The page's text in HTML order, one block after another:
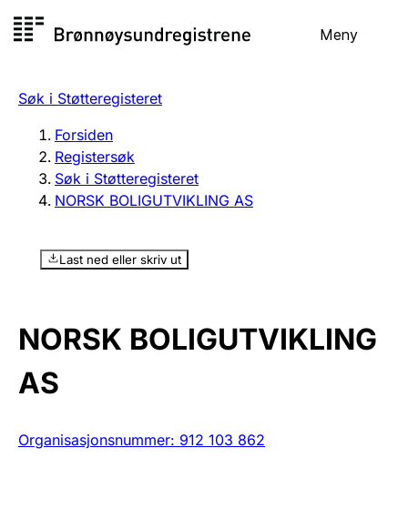
til
Meny
Registersøk
Aksjeselskap
Enkeltpersonforetak
Registrere, endre, slette
Flere organisasjonsformer
Årsregnskap
Søk i Støtteregisteret
Forsiden
Registersøk
Søk i Støtteregisteret
NORSK BOLIGUTVIKLING AS
Last ned eller skriv ut
NORSK BOLIGUTVIKLING
AS
Organisasjonsnummer: 912 103 862